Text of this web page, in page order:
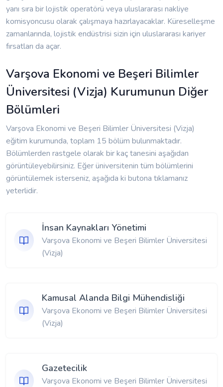
yanı sıra bir lojistik operatörü veya uluslararası nakliye
komisyoncusu olarak çalışmaya hazırlayacaklar. Küreselleşme
zamanlarında, lojistik endüstrisi sizin için uluslararası kariyer
fırsatları da açar.
Varşova Ekonomi ve Beşeri Bilimler
Üniversitesi (Vizja) Kurumunun Diğer
Bölümleri
Varşova Ekonomi ve Beşeri Bilimler Üniversitesi (Vizja)
eğitim kurumunda, toplam 15 bölüm bulunmaktadır.
Bölümlerden rastgele olarak bir kaç tanesini aşağıdan
görüntüleyebilirsiniz. Eğer üniversitenin tüm bölümlerini
görüntülemek isterseniz, aşağıda ki butona tıklamanız
yeterlidir.
İnsan Kaynakları Yönetimi
Varşova Ekonomi ve Beşeri Bilimler Üniversitesi
(Vizja)
Kamusal Alanda Bilgi Mühendisliği
Varşova Ekonomi ve Beşeri Bilimler Üniversitesi
(Vizja)
Gazetecilik
Varşova Ekonomi ve Beşeri Bilimler Üniversitesi